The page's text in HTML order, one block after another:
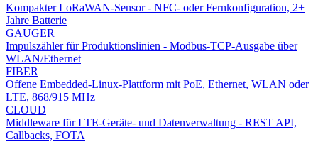
Kompakter LoRaWAN-Sensor - NFC- oder Fernkonfiguration, 2+
Jahre Batterie
GAUGER
Impulszähler für Produktionslinien - Modbus-TCP-Ausgabe über
WLAN/Ethernet
FIBER
Offene Embedded-Linux-Plattform mit PoE, Ethernet, WLAN oder
LTE, 868/915 MHz
CLOUD
Middleware für LTE-Geräte- und Datenverwaltung - REST API,
Callbacks, FOTA